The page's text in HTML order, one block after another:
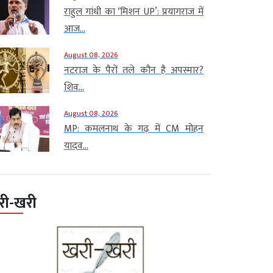
राहुल गांधी का ‘मिशन UP’: प्रयागराज में
आज...
August 08, 2026
नटराज के पैरों तले कौन है अपस्मार?
शिव...
August 08, 2026
MP: कमलनाथ के गढ़ में CM मोहन
यादव...
खरी